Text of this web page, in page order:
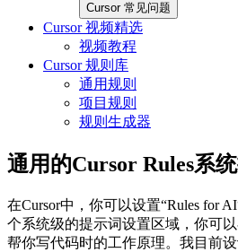
Cursor 常见问题
Cursor 视频精选
视频教程
Cursor 规则库
通用规则
项目规则
规则生成器
通用的Cursor Rules系
在Cursor中，你可以设置“Rules for
个系统级的提示词设置区域，你可
帮你写代码时的工作原理。我目前